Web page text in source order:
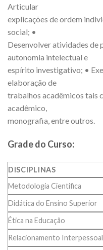
Articular
explicações de ordem
social; •
Desenvolver atividades de
autonomia intelectual e
espírito investigativo; •
elaboração de
trabalhos acadêmicos tais
acadêmico,
monografia, entre outros.
Grade do Curso:
DISCIPLINAS
Metodologia Cientifica
Didática do Ensino Superior
Ética na Educação
Relacionamento Interpessoal